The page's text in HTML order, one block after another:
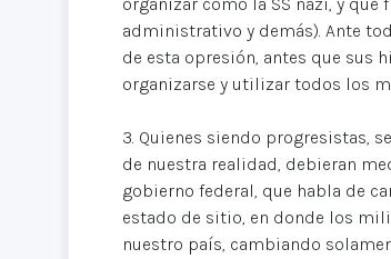
administrativo y demás). Ante
de esta opresión, antes que sus
organizarse y utilizar todos los
3. Quienes siendo progresistas,
de nuestra realidad, debieran
gobierno federal, que habla de
estado de sitio, en donde los
nuestro país, cambiando